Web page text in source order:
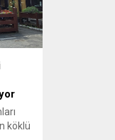
köklü